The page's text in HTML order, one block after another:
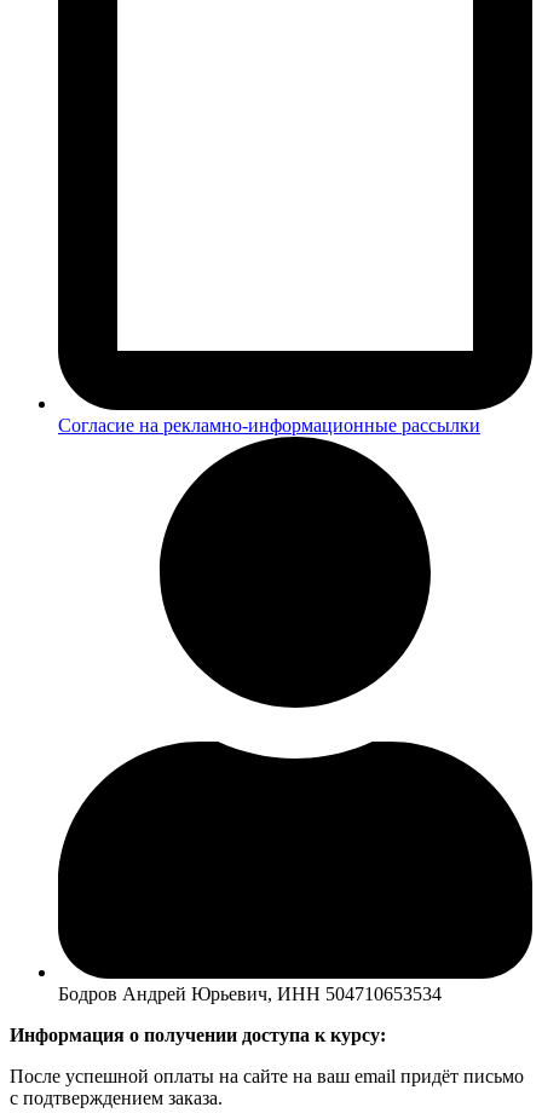
Согласие на рекламно-информационные рассылки
Бодров Андрей Юрьевич, ИНН 504710653534
Информация о получении доступа к курсу:
После успешной оплаты на сайте на ваш email придёт письмо
с подтверждением заказа.